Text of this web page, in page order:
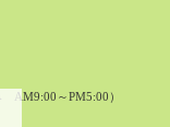
AM9:00～PM5:00）